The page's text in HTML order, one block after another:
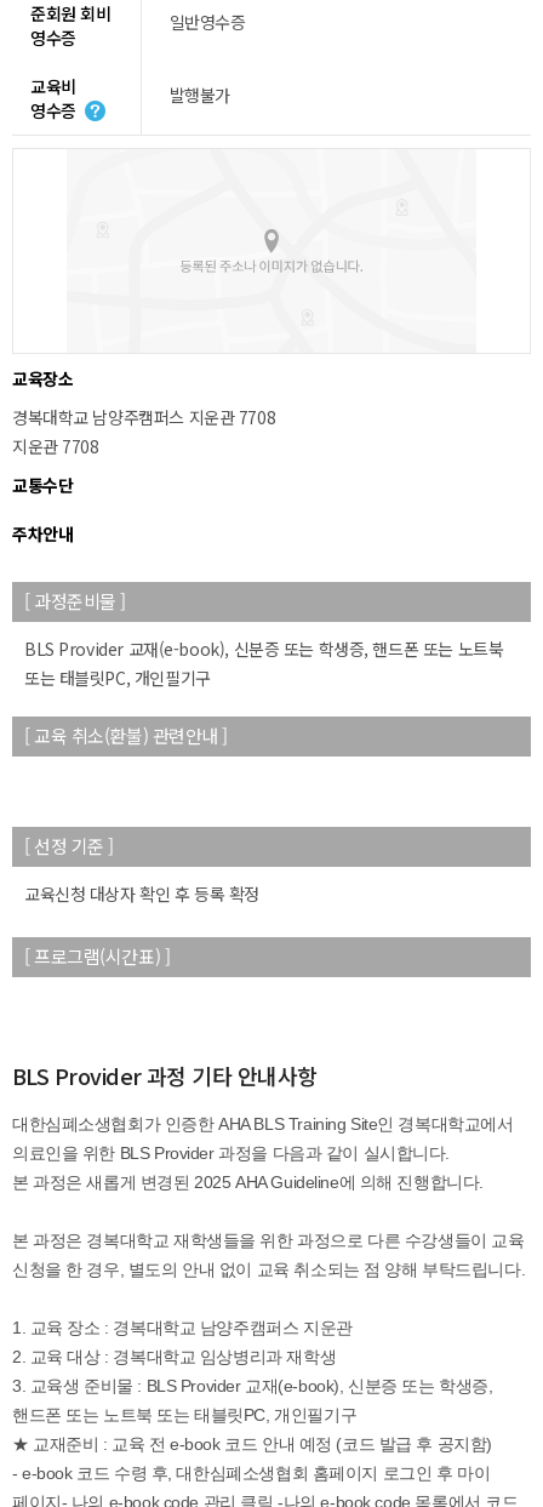
준회원 회비
영수증
일반영수증
교육비
영수증
발행불가
교육장소
경복대학교 남양주캠퍼스 지운관 7708
지운관 7708
교통수단
주차안내
[ 과정준비물 ]
BLS Provider 교재(e-book), 신분증 또는 학생증, 핸드폰 또는 노트북
또는 태블릿PC, 개인필기구
[ 교육 취소(환불) 관련안내 ]
[ 선정 기준 ]
교육신청 대상자 확인 후 등록 확정
[ 프로그램(시간표) ]
BLS Provider 과정 기타 안내사항